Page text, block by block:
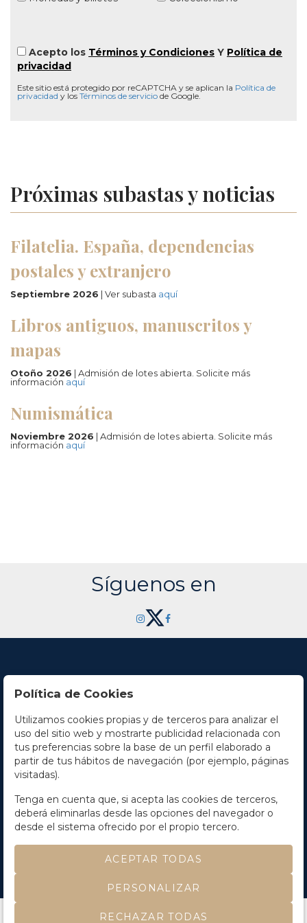
Acepto los Términos y Condiciones Y Política de
privacidad
Este sitio está protegido por reCAPTCHA y se aplican la Política de
privacidad y los Términos de servicio de Google.
Próximas subastas y noticias
Filatelia. España, dependencias
postales y extranjero
Septiembre 2026 | Ver subasta aquí
Libros antiguos, manuscritos y
mapas
Otoño 2026 | Admisión de lotes abierta. Solicite más
información aquí
Numismática
Noviembre 2026 | Admisión de lotes abierta. Solicite más
información aquí
Síguenos en
Contacto
Horario
La empresa
Términos y condiciones
©
Desarrollado por Labelgrup Networks.
Política de Cookies
Utilizamos cookies propias y de terceros para analizar el
uso del sitio web y mostrarte publicidad relacionada con
tus preferencias sobre la base de un perfil elaborado a
partir de tus hábitos de navegación (por ejemplo, páginas
visitadas).
Tenga en cuenta que, si acepta las cookies de terceros,
deberá eliminarlas desde las opciones del navegador o
desde el sistema ofrecido por el propio tercero.
ACEPTAR TODAS
PERSONALIZAR
RECHAZAR TODAS